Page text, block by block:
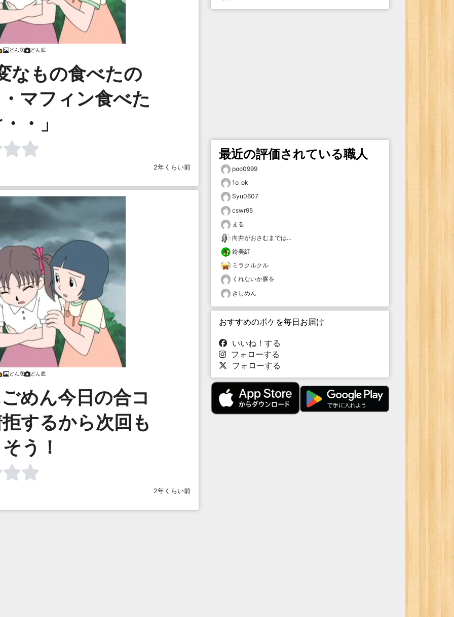
どん底 どん底
なもの食べたの
マフィン食べた
・」
2年くらい前
どん底 どん底
めん今日の合コ
するから次回も
う！
2年くらい前
最近の評価されている職人
poo0999
1o_ok
Syu0607
cswr95
まる
向井がおさむまでは…
鈴美紅
ミラクルクル
くれないか豚を
きしめん
おすすめのボケを毎日お届け
いいね！する
フォローする
フォローする